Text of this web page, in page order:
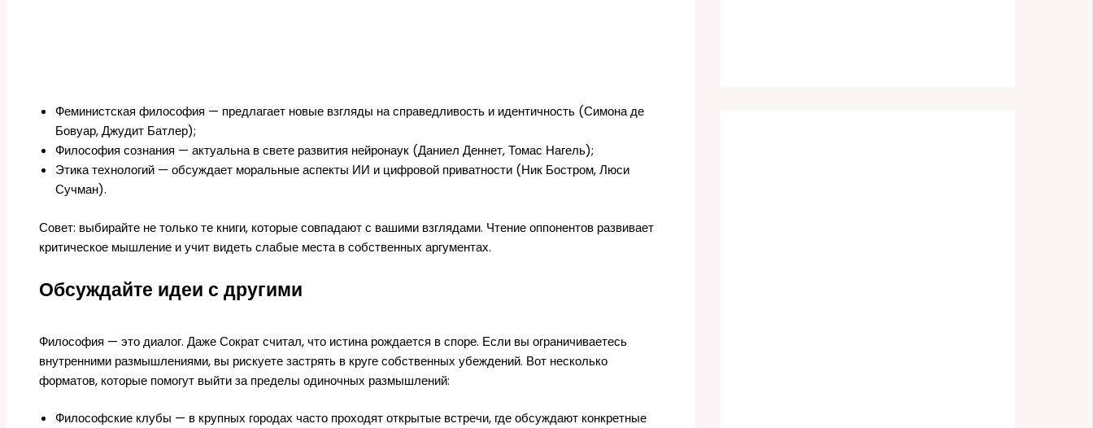
Феминистская философия — предлагает новые взгляды на справедливость и идентичность (Симона де
Бовуар, Джудит Батлер);
Философия сознания — актуальна в свете развития нейронаук (Даниел Деннет, Томас Нагель);
Этика технологий — обсуждает моральные аспекты ИИ и цифровой приватности (Ник Бостром, Люси
Сучман).
Совет: выбирайте не только те книги, которые совпадают с вашими взглядами. Чтение оппонентов развивает
критическое мышление и учит видеть слабые места в собственных аргументах.
Обсуждайте идеи с другими
Философия — это диалог. Даже Сократ считал, что истина рождается в споре. Если вы ограничиваетесь
внутренними размышлениями, вы рискуете застрять в круге собственных убеждений. Вот несколько
форматов, которые помогут выйти за пределы одиночных размышлений:
Философские клубы — в крупных городах часто проходят открытые встречи, где обсуждают конкретные